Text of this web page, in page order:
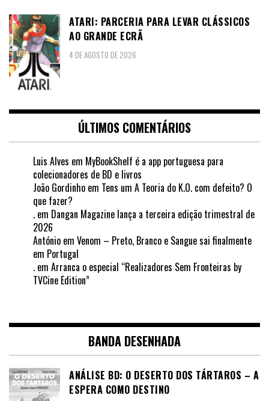
ATARI: PARCERIA PARA LEVAR CLÁSSICOS
AO GRANDE ECRÃ
4 DE AGOSTO DE 2026
ÚLTIMOS COMENTÁRIOS
Luis Alves em MyBookShelf é a app portuguesa para
colecionadores de BD e livros
João Gordinho em Tens um A Teoria do K.O. com defeito? O
que fazer?
. em Dangan Magazine lança a terceira edição trimestral de
2026
António em Venom – Preto, Branco e Sangue sai finalmente
em Portugal
. em Arranca o especial “Realizadores Sem Fronteiras by
TVCine Edition”
BANDA DESENHADA
ANÁLISE BD: O DESERTO DOS TÁRTAROS – A
ESPERA COMO DESTINO